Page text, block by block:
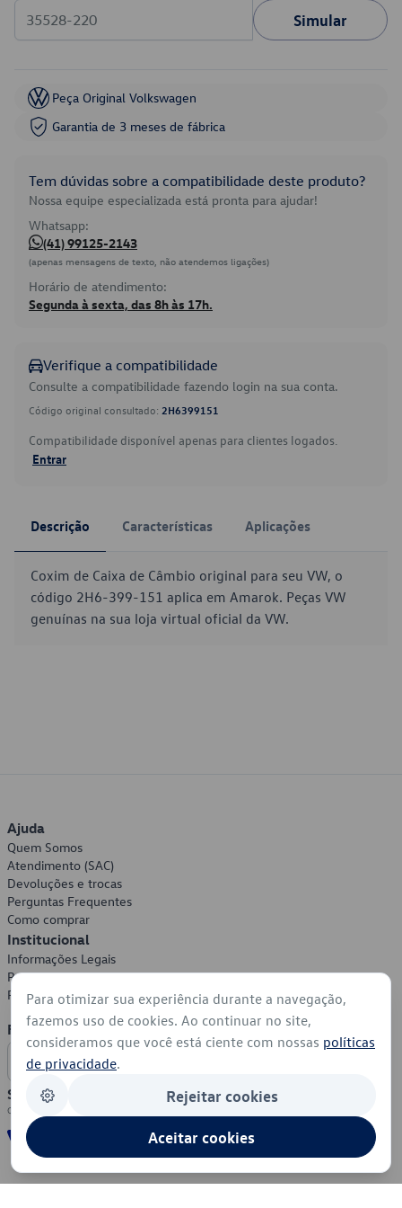
Simular
Peça Original Volkswagen
Garantia de 3 meses de fábrica
Tem dúvidas sobre a compatibilidade deste produto?
Nossa equipe especializada está pronta para ajudar!
Whatsapp:
(41) 99125-2143
(apenas mensagens de texto, não atendemos ligações)
Horário de atendimento:
Segunda à sexta, das 8h às 17h.
Verifique a compatibilidade
Consulte a compatibilidade fazendo login na sua conta.
Código original consultado: 2H6399151
Compatibilidade disponível apenas para clientes logados.
Entrar
Descrição Características Aplicações
Coxim de Caixa de Câmbio original para seu VW, o
código 2H6-399-151 aplica em Amarok. Peças VW
genuínas na sua loja virtual oficial da VW.
Ajuda
Quem Somos
Atendimento (SAC)
Devoluções e trocas
Perguntas Frequentes
Como comprar
Institucional
Informações Legais
Política de Privacidade
Política de Cookies
Formas de Pagamento
Segurança
Para otimizar sua experiência durante a navegação,
fazemos uso de cookies. Ao continuar no site,
consideramos que você está ciente com nossas políticas
de privacidade.
Rejeitar cookies
Aceitar cookies